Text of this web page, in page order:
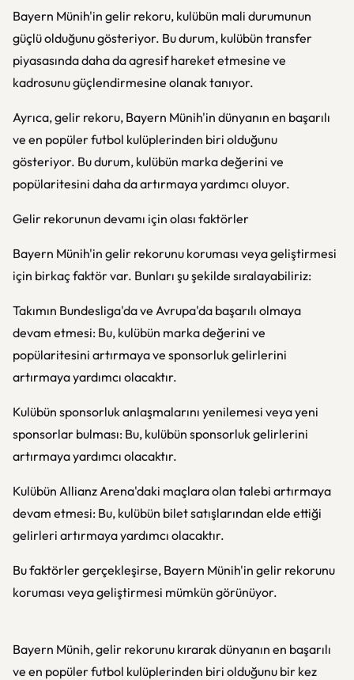
Bayern Münih'in gelir rekoru, kulübün mali durumunun
güçlü olduğunu gösteriyor. Bu durum, kulübün transfer
piyasasında daha da agresif hareket etmesine ve
kadrosunu güçlendirmesine olanak tanıyor.
Ayrıca, gelir rekoru, Bayern Münih'in dünyanın en başarılı
ve en popüler futbol kulüplerinden biri olduğunu
gösteriyor. Bu durum, kulübün marka değerini ve
popülaritesini daha da artırmaya yardımcı oluyor.
Gelir rekorunun devamı için olası faktörler
Bayern Münih'in gelir rekorunu koruması veya geliştirmesi
için birkaç faktör var. Bunları şu şekilde sıralayabiliriz:
Takımın Bundesliga'da ve Avrupa'da başarılı olmaya
devam etmesi: Bu, kulübün marka değerini ve
popülaritesini artırmaya ve sponsorluk gelirlerini
artırmaya yardımcı olacaktır.
Kulübün sponsorluk anlaşmalarını yenilemesi veya yeni
sponsorlar bulması: Bu, kulübün sponsorluk gelirlerini
artırmaya yardımcı olacaktır.
Kulübün Allianz Arena'daki maçlara olan talebi artırmaya
devam etmesi: Bu, kulübün bilet satışlarından elde ettiği
gelirleri artırmaya yardımcı olacaktır.
Bu faktörler gerçekleşirse, Bayern Münih'in gelir rekorunu
koruması veya geliştirmesi mümkün görünüyor.
Bayern Münih, gelir rekorunu kırarak dünyanın en başarılı
ve en popüler futbol kulüplerinden biri olduğunu bir kez